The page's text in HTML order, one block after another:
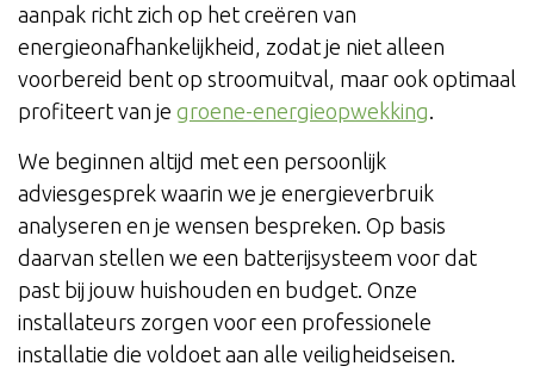
aanpak richt zich op het creëren van
energieonafhankelijkheid, zodat je niet alleen
voorbereid bent op stroomuitval, maar ook optimaal
profiteert van je groene-energieopwekking.
We beginnen altijd met een persoonlijk
adviesgesprek waarin we je energieverbruik
analyseren en je wensen bespreken. Op basis
daarvan stellen we een batterijsysteem voor dat
past bij jouw huishouden en budget. Onze
installateurs zorgen voor een professionele
installatie die voldoet aan alle veiligheidseisen.